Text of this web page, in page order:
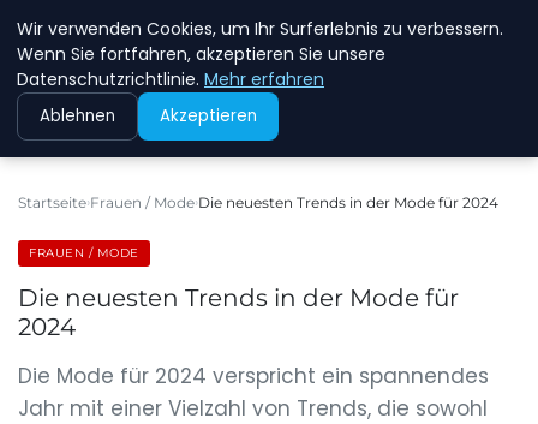
NEW ENERGY JOBS
Startseite Frauen / Mode Die neuesten Trends in der Mode für 2024
FRAUEN / MODE
Die neuesten Trends in der Mode für
2024
Die Mode für 2024 verspricht ein spannendes
Jahr mit einer Vielzahl von Trends, die sowohl
Wir verwenden Cookies, um Ihr Surferlebnis zu verbessern.
Wenn Sie fortfahren, akzeptieren Sie unsere
Datenschutzrichtlinie. Mehr erfahren
Ablehnen Akzeptieren